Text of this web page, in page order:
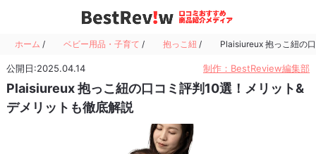
ホーム / ベビー用品・子育て / 抱っこ紐 / Plaisiureux 抱っこ紐の
公開日:2025.04.14 制作：BestReview編集部
Plaisiureux 抱っこ紐の口コミ評判10選！メリット&
デメリットも徹底解説